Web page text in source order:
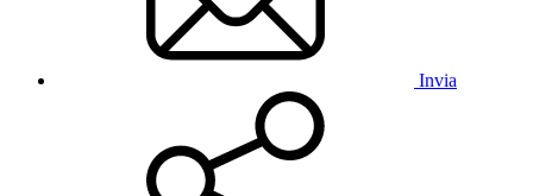
Invia